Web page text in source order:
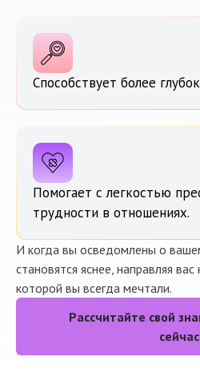
Способствует более
Помогает с легкостью
трудности в отношениях.
И когда вы осведомлены о
становятся яснее, направляя
которой вы всегда мечтали.
Рассчитайте свой
сейчас